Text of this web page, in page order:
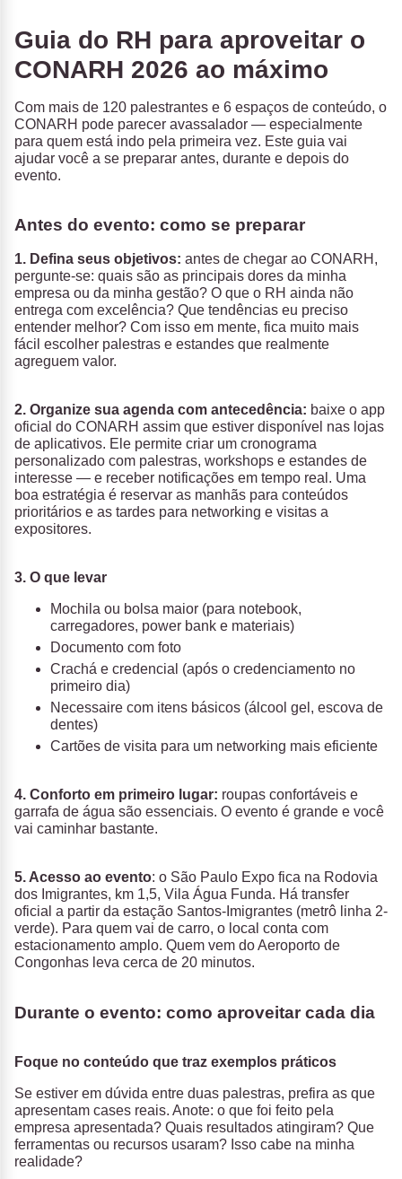
Guia do RH para aproveitar o
CONARH 2026 ao máximo
Com mais de 120 palestrantes e 6 espaços de conteúdo, o
CONARH pode parecer avassalador — especialmente
para quem está indo pela primeira vez. Este guia vai
ajudar você a se preparar antes, durante e depois do
evento.
Antes do evento: como se preparar
1. Defina seus objetivos: antes de chegar ao CONARH,
pergunte-se: quais são as principais dores da minha
empresa ou da minha gestão? O que o RH ainda não
entrega com excelência? Que tendências eu preciso
entender melhor? Com isso em mente, fica muito mais
fácil escolher palestras e estandes que realmente
agreguem valor.
2. Organize sua agenda com antecedência: baixe o app
oficial do CONARH assim que estiver disponível nas lojas
de aplicativos. Ele permite criar um cronograma
personalizado com palestras, workshops e estandes de
interesse — e receber notificações em tempo real. Uma
boa estratégia é reservar as manhãs para conteúdos
prioritários e as tardes para networking e visitas a
expositores.
3. O que levar
Mochila ou bolsa maior (para notebook,
carregadores, power bank e materiais)
Documento com foto
Crachá e credencial (após o credenciamento no
primeiro dia)
Necessaire com itens básicos (álcool gel, escova de
dentes)
Cartões de visita para um networking mais eficiente
4. Conforto em primeiro lugar: roupas confortáveis e
garrafa de água são essenciais. O evento é grande e você
vai caminhar bastante.
5. Acesso ao evento: o São Paulo Expo fica na Rodovia
dos Imigrantes, km 1,5, Vila Água Funda. Há transfer
oficial a partir da estação Santos-Imigrantes (metrô linha 2-
verde). Para quem vai de carro, o local conta com
estacionamento amplo. Quem vem do Aeroporto de
Congonhas leva cerca de 20 minutos.
Durante o evento: como aproveitar cada dia
Foque no conteúdo que traz exemplos práticos
Se estiver em dúvida entre duas palestras, prefira as que
apresentam cases reais. Anote: o que foi feito pela
empresa apresentada? Quais resultados atingiram? Que
ferramentas ou recursos usaram? Isso cabe na minha
realidade?